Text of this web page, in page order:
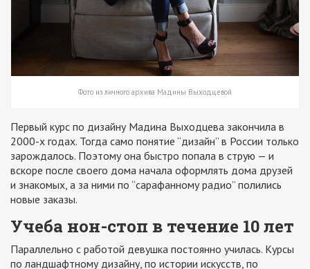
Фото из личного архива Мадины Выходцевой
Первый курс по дизайну Мадина Выходцева закончила в
2000-х годах. Тогда само понятие “дизайн” в России только
зарождалось. Поэтому она быстро попала в струю — и
вскоре после своего дома начала оформлять дома друзей
и знакомых, а за ними по “сарафанному радио” полились
новые заказы.
Учеба нон-стоп в течение 10 лет
Параллельно с работой девушка постоянно училась. Курсы
по ландшафтному дизайну, по истории искусств, по